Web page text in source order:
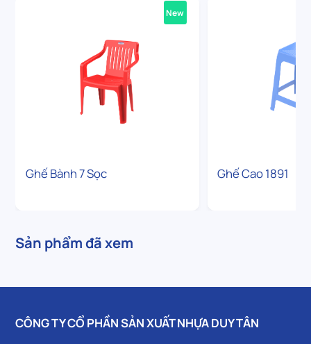
Ghế Bành 7 Sọc
New
Ghế Cao 1891
Sản phẩm đã xem
CÔNG TY CỔ PHẦN SẢN XUẤT NHỰA DUY TÂN